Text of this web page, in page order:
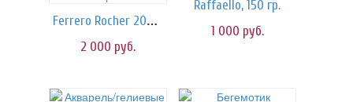
Ferrero Rocher 200 гр.
2 000 руб.
Raffaello, 150 гр.
1 000 руб.